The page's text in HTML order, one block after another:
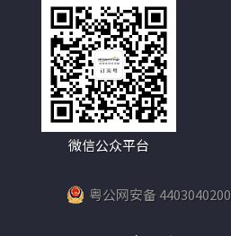
微信公众平台
粤公网安备